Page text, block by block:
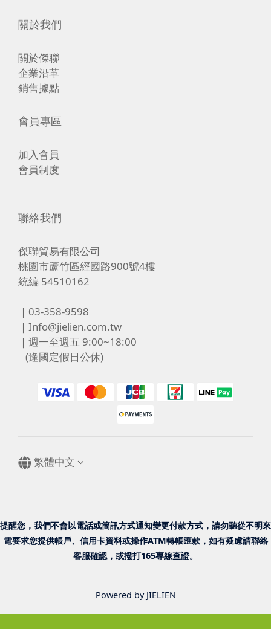
關於我們
關於傑聯
企業沿革
銷售據點
會員專區
加入會員
會員制度
聯絡我們
傑聯貿易有限公司
桃園市蘆竹區經國路900號4樓
統編 54510162
｜03-358-9598
｜Info@jielien.com.tw
｜週一至週五 9:00~18:00
(逢國定假日公休)
繁體中文
提醒您，我們不會以電話或簡訊方式通知變更付款方式，請勿聽從不明來
電要求您提供帳戶、信用卡資料或操作ATM轉帳匯款，如有疑慮請聯絡
客服確認，或撥打165專線查證。
Powered by JIELIEN